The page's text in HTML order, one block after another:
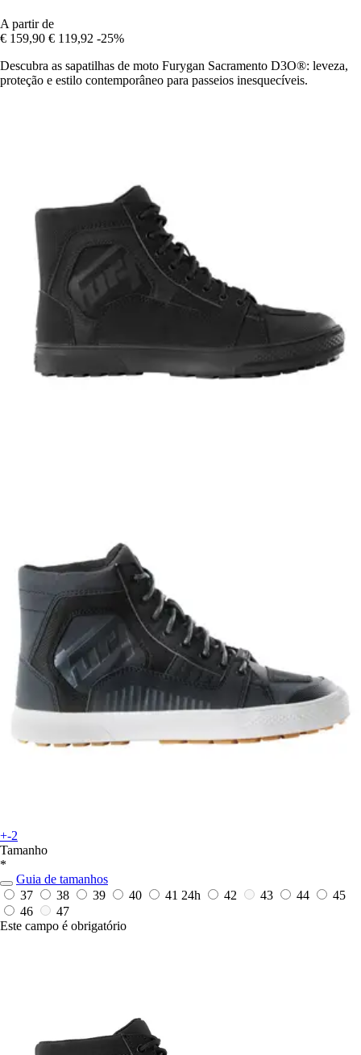
A partir de
€ 159,90 € 119,92 -25%
Descubra as sapatilhas de moto Furygan Sacramento D3O®: leveza,
proteção e estilo contemporâneo para passeios inesquecíveis.
+-2
Tamanho
*
Guia de tamanhos
37
38 39 40 41 24h 42 43 44
45
46
47
Este campo é obrigatório